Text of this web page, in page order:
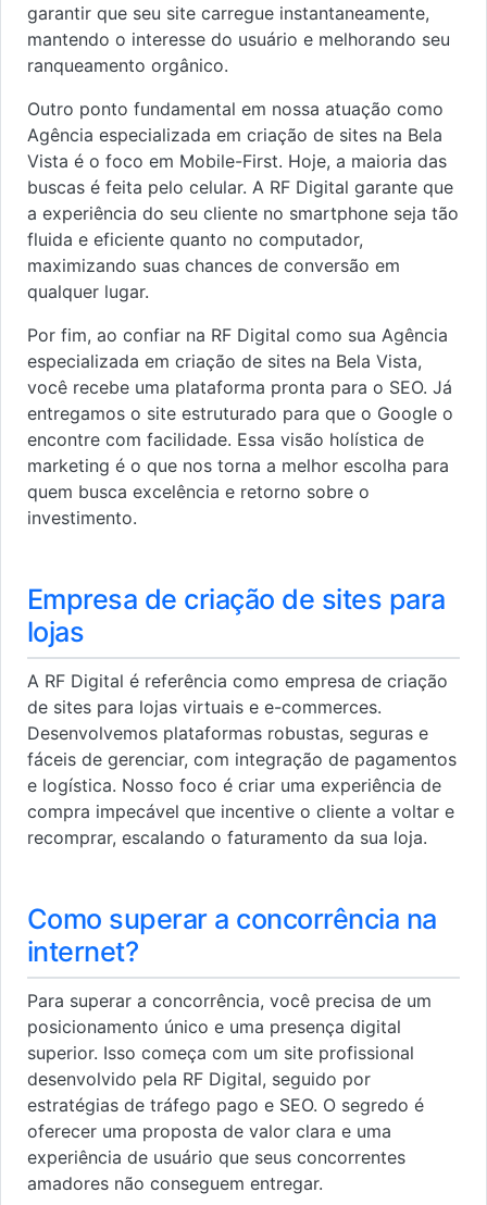
garantir que seu site carregue instantaneamente,
mantendo o interesse do usuário e melhorando seu
ranqueamento orgânico.
Outro ponto fundamental em nossa atuação como
Agência especializada em criação de sites na Bela
Vista é o foco em Mobile-First. Hoje, a maioria das
buscas é feita pelo celular. A RF Digital garante que
a experiência do seu cliente no smartphone seja tão
fluida e eficiente quanto no computador,
maximizando suas chances de conversão em
qualquer lugar.
Por fim, ao confiar na RF Digital como sua Agência
especializada em criação de sites na Bela Vista,
você recebe uma plataforma pronta para o SEO. Já
entregamos o site estruturado para que o Google o
encontre com facilidade. Essa visão holística de
marketing é o que nos torna a melhor escolha para
quem busca excelência e retorno sobre o
investimento.
Empresa de criação de sites para
lojas
A RF Digital é referência como empresa de criação
de sites para lojas virtuais e e-commerces.
Desenvolvemos plataformas robustas, seguras e
fáceis de gerenciar, com integração de pagamentos
e logística. Nosso foco é criar uma experiência de
compra impecável que incentive o cliente a voltar e
recomprar, escalando o faturamento da sua loja.
Como superar a concorrência na
internet?
Para superar a concorrência, você precisa de um
posicionamento único e uma presença digital
superior. Isso começa com um site profissional
desenvolvido pela RF Digital, seguido por
estratégias de tráfego pago e SEO. O segredo é
oferecer uma proposta de valor clara e uma
experiência de usuário que seus concorrentes
amadores não conseguem entregar.